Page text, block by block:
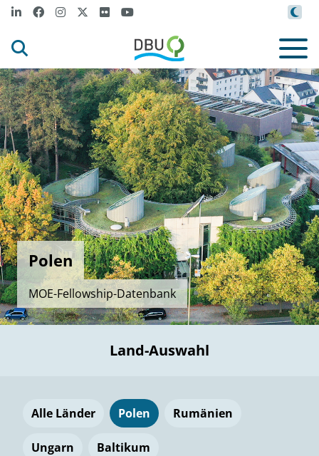
Polen
MOE-Fellowship-Datenbank
Land-Auswahl
Alle Länder Polen Rumänien
Ungarn Baltikum